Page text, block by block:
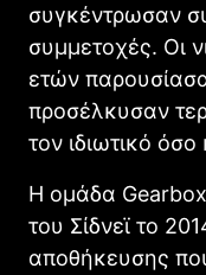
συγκέντρωσαν
συμμετοχές. Οι
ετών
προσέλκυσαν
τον ιδιωτικό
Η ομάδα Gearbox
του Σίδνεϊ το
αποθήκευσης